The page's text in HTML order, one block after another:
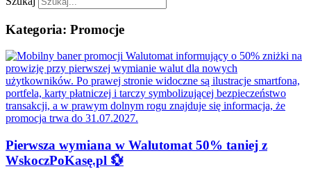
Kategoria: Promocje
Pierwsza wymiana w Walutomat 50% taniej z
WskoczPoKasę.pl 💱